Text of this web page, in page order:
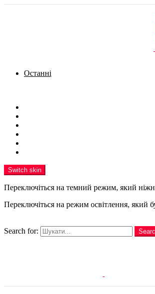
Останні
Switch skin
Переключіться на темний режим, який
Переключіться на режим освітлення, який
Search for: